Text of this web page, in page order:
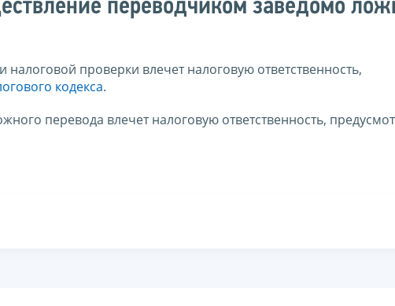
переводчиком заведомо
проверки влечет налоговую ответственность,
кодекса.
перевода влечет налоговую ответственность,